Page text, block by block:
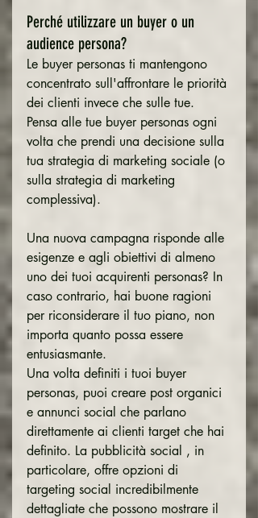
Perché utilizzare un buyer o un
audience persona?
Le buyer personas ti mantengono
concentrato sull'affrontare le priorità
dei clienti invece che sulle tue.
Pensa alle tue buyer personas ogni
volta che prendi una decisione sulla
tua strategia di marketing sociale (o
sulla strategia di marketing
complessiva).
Una nuova campagna risponde alle
esigenze e agli obiettivi di almeno
uno dei tuoi acquirenti personas? In
caso contrario, hai buone ragioni
per riconsiderare il tuo piano, non
importa quanto possa essere
entusiasmante.
Una volta definiti i tuoi buyer
personas, puoi creare post organici
e annunci social che parlano
direttamente ai clienti target che hai
definito. La pubblicità social , in
particolare, offre opzioni di
targeting social incredibilmente
dettagliate che possono mostrare il